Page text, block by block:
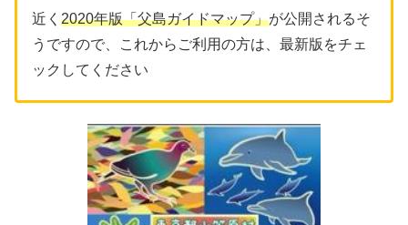
近く 2020年版「父島ガイドマップ」が公開されるそ
うですので、これからご利用の方は、最新版をチェ
ックしてください